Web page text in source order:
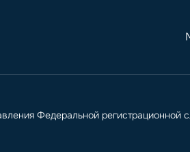
Федеральной регистрационной